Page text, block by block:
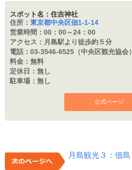
スポット名：住吉神社
住所： 東京都中央区佃1-1-14
営業時間： 00：00～24：00
アクセス： 月島駅より徒歩約５分
電話： 03-3546-6525（中央区観光協会）
料金： 無料
定休日： 無し
駐車場： 無し
公式ページ
月島観光３：佃島